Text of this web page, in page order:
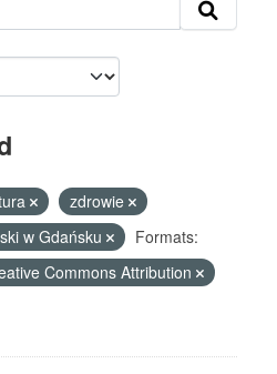
zdrowie
w Gdańsku
Formats:
Commons Attribution